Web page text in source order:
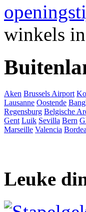
winkels
Aken Brussels Airport
Lausanne Oostende
Regensburg Belgische
Gent Luik Sevilla Bern
Marseille Valencia
Leuke